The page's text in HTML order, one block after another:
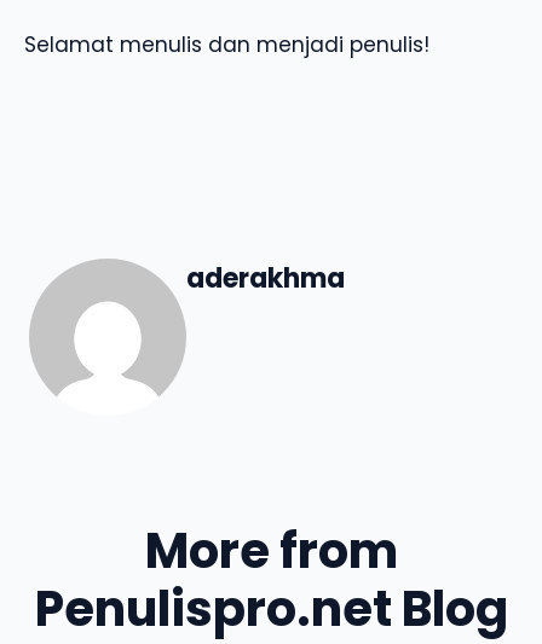
Selamat menulis dan menjadi penulis!
aderakhma
More from
Penulispro.net Blog